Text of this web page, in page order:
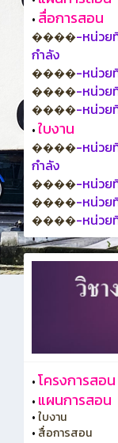
• สื่อการสอน
����-หน่วย
กำลัง
����-หน่วย
����-หน่วย
����-หน่วย
•ใบงาน
����-หน่วย
กำลัง
����-หน่วย
����-หน่วย
����-หน่วย
•โครงการสอน
• แผนการสอน
•ใบงาน
• สื่อการสอน